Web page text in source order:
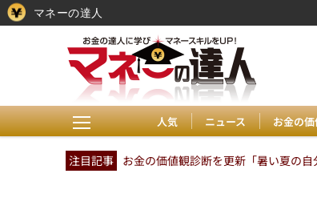
人気 ニュース お金の
注目記事 お金の価値観診断を更新「暑い夏の
マネーの達人